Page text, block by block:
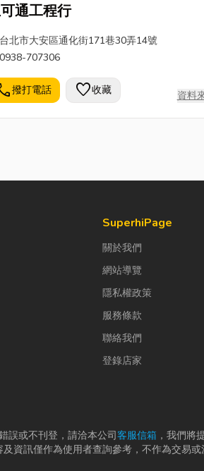
通工程行
台北市大安區通化街171巷30弄14號
0938-707306
撥打電話 favorite收藏 資料
SuperhiPage
關於我們
網站導覽
隱私權政策
服務條款
聯絡我們
登錄店家
誤或不刊登，請洽本公司客服信箱 ，我們將
資訊僅作為使用者查詢參考，不作為交易或